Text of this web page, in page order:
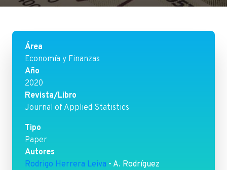
Área
Economía y Finanzas
Año
2020
Revista/Libro
Journal of Applied Statistics
Tipo
Paper
Autores
Rodrigo Herrera Leiva - A. Rodríguez